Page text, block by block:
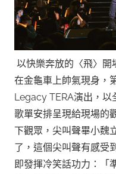
以快樂奔放的〈飛〉開
在金龜車上帥氣現身，
Legacy TERA演出，以
歌單安排呈現給現場的
下觀眾，尖叫聲畢小魏
了，這個尖叫聲有感受
即發揮冷笑話功力：「